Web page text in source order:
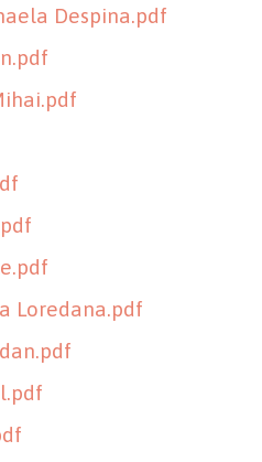
Despina.pdf
Loredana.pdf